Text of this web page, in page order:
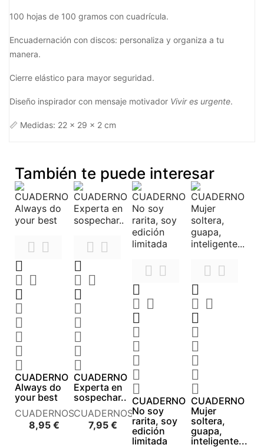
100 hojas de 100 gramos con cuadrícula.
Encuadernación con discos: personaliza y organiza a tu
manera.
Cierre elástico para mayor seguridad.
Diseño inspirador con mensaje motivador Vivir es urgente.
📏 Medidas: 22 x 29 x 2 cm
También te puede interesar
 

 






CUADERNO
Always do
your best
CUADERNOS
8,95 €Precio
 

 






CUADERNO
Experta en
sospechar..
CUADERNOS
7,95 €Precio
 

 






CUADERNO
No soy
rarita, soy
edición
limitada
 

 






CUADERNO
Mujer
soltera,
guapa,
inteligente...